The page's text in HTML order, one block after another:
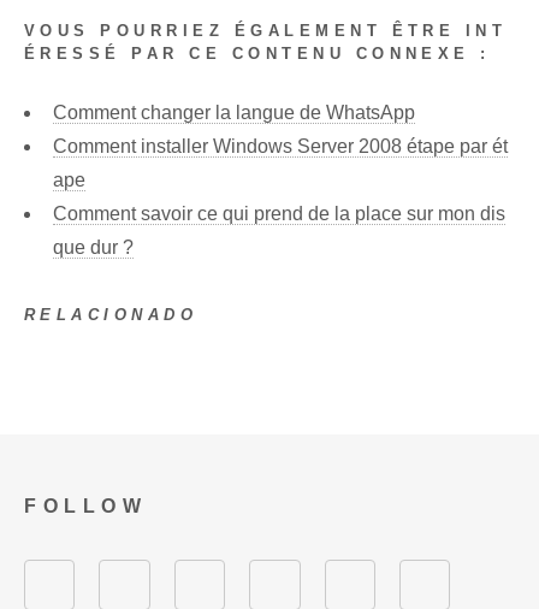
VOUS POURRIEZ ÉGALEMENT ÊTRE INT
ÉRESSÉ PAR CE CONTENU CONNEXE :
Comment changer la langue de WhatsApp
Comment installer Windows Server 2008 étape par ét
ape
Comment savoir ce qui prend de la place sur mon dis
que dur ?
RELACIONADO
FOLLOW